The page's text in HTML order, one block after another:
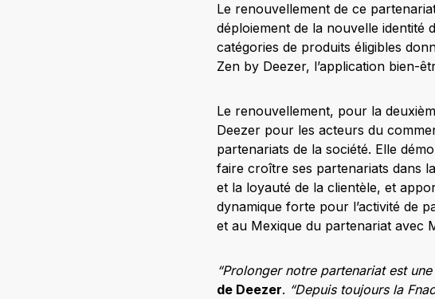
Le renouvellement de ce
déploiement de la nouvelle identité
catégories de produits éligibles
Zen by Deezer, l’application bien-
Le renouvellement, pour la
Deezer pour les acteurs du
partenariats de la société. Elle
faire croître ses partenariats dans
et la loyauté de la clientèle, et
dynamique forte pour l’activité de
et au Mexique du partenariat avec
“Prolonger notre partenariat est
de Deezer. “Depuis toujours la